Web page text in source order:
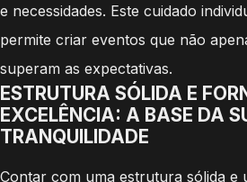
e necessidades. Este cuidado
permite criar eventos que não
superam as expectativas.
ESTRUTURA SÓLIDA E
EXCELÊNCIA: A BASE DA
TRANQUILIDADE
Contar com uma estrutura sólida e